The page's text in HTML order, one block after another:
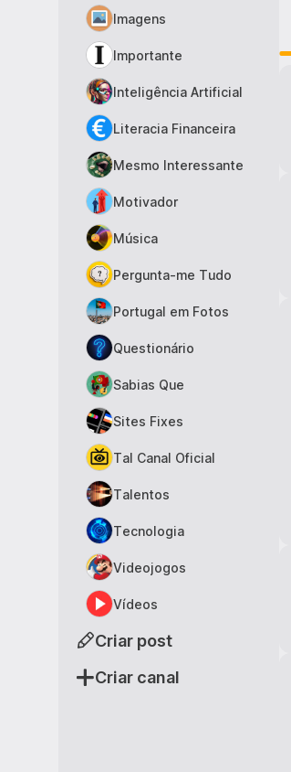
Criar canal
Criar post
Imagens
Importante
Inteligência Artificial
Literacia Financeira
Mesmo Interessante
Motivador
Música
Pergunta-me Tudo
Portugal em Fotos
Questionário
Sabias Que
Sites Fixes
Tal Canal Oficial
Talentos
Tecnologia
Videojogos
Vídeos